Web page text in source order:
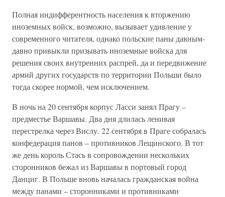
Полная индифферентность населения к вторжению
иноземных войск, возможно, вызывает удивление у
современного читателя, однако польские паны давным-
давно привыкли призывать иноземные войска для
решения своих внутренних распрей, да и передвижение
армий других государств по территории Польши было
тогда скорее нормой, чем исключением.
В ночь на 20 сентября корпус Ласси занял Прагу –
предместье Варшавы. Два дня длилась ленивая
перестрелка через Вислу. 22 сентября в Праге собралась
конфедерация панов – противников Лещинского. В тот
же день король Стась в сопровождении нескольких
сторонников бежал из Варшавы в портовый город
Данциг. В Польше вновь началась гражданская война
между панами – сторонниками и противниками